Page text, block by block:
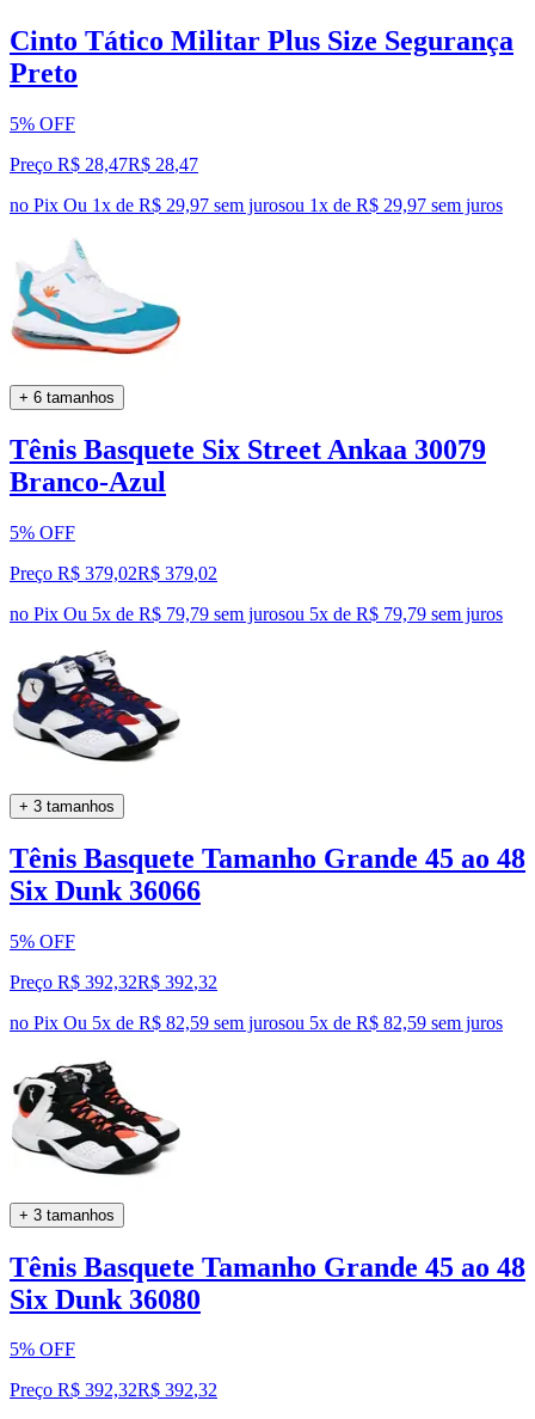
Cinto Tático Militar Plus Size Segurança
Preto
5% OFF
Preço R$ 28,47R$ 28,47
no Pix Ou 1x de R$ 29,97 sem jurosou 1x de R$ 29,97 sem juros
+ 6 tamanhos
Tênis Basquete Six Street Ankaa 30079
Branco-Azul
5% OFF
Preço R$ 379,02R$ 379,02
no Pix Ou 5x de R$ 79,79 sem jurosou 5x de R$ 79,79 sem juros
+ 3 tamanhos
Tênis Basquete Tamanho Grande 45 ao 48
Six Dunk 36066
5% OFF
Preço R$ 392,32R$ 392,32
no Pix Ou 5x de R$ 82,59 sem jurosou 5x de R$ 82,59 sem juros
+ 3 tamanhos
Tênis Basquete Tamanho Grande 45 ao 48
Six Dunk 36080
5% OFF
Preço R$ 392,32R$ 392,32